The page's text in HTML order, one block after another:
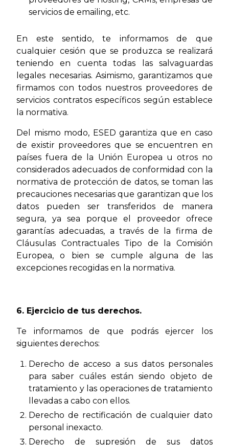
servicios de emailing, etc.
En este sentido, te informamos de que
cualquier cesión que se produzca se realizará
teniendo en cuenta todas las salvaguardas
legales necesarias. Asimismo, garantizamos que
firmamos con todos nuestros proveedores de
servicios contratos específicos según establece
la normativa.
Del mismo modo, ESED garantiza que en caso
de existir proveedores que se encuentren en
países fuera de la Unión Europea u otros no
considerados adecuados de conformidad con la
normativa de protección de datos, se toman las
precauciones necesarias que garantizan que los
datos pueden ser transferidos de manera
segura, ya sea porque el proveedor ofrece
garantías adecuadas, a través de la firma de
Cláusulas Contractuales Tipo de la Comisión
Europea, o bien se cumple alguna de las
excepciones recogidas en la normativa.
6. Ejercicio de tus derechos.
Te informamos de que podrás ejercer los
siguientes derechos:
Derecho de acceso a sus datos personales
para saber cuáles están siendo objeto de
tratamiento y las operaciones de tratamiento
llevadas a cabo con ellos.
Derecho de rectificación de cualquier dato
personal inexacto.
Derecho de supresión de sus datos